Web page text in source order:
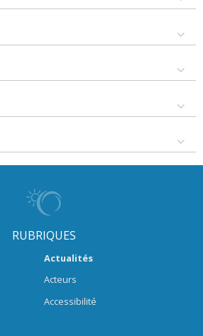
RUBRIQUES
Actualités
Acteurs
Accessibilité